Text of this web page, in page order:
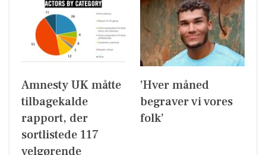
Amnesty UK måtte
tilbagekalde
rapport, der
sortlistede 117
velgørende
’Hver måned
begraver vi vores
folk’